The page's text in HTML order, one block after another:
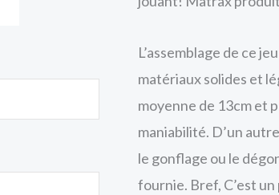
L’assemblage de ce
matériaux solides et
moyenne de 13cm et
maniabilité. D’un
le gonflage ou le
fournie. Bref, C’est